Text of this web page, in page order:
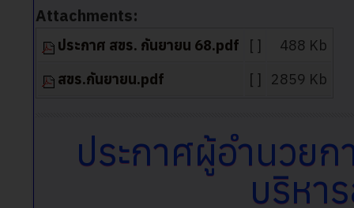
Attachments:
ประกาศ สขร. กันยายน 68.pdf [ ]
488 Kb
สขร.กันยายน.pdf
[ ] 2859 Kb
ประกาศผู้อำนวยก
บริหา